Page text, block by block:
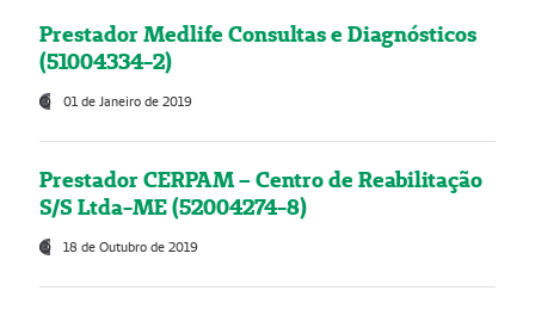
Prestador Medlife Consultas e Diagnósticos
(51004334-2)
01 de Janeiro de 2019
Prestador CERPAM – Centro de Reabilitação
S/S Ltda-ME (52004274-8)
18 de Outubro de 2019